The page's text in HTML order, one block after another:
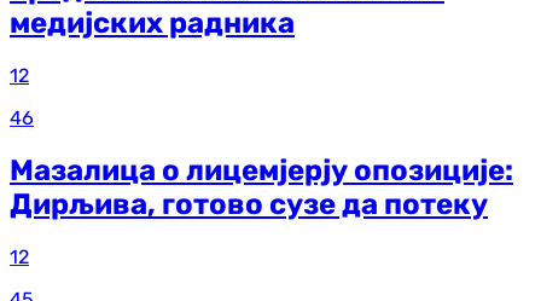
медијских радника
12
46
Мазалица о лицемјерју опозиције:
Дирљива, готово сузе да потеку
12